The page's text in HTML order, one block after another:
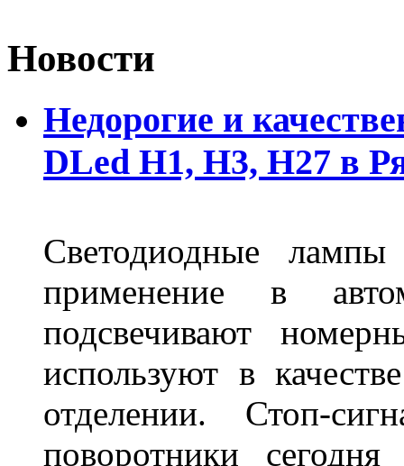
Новости
Недорогие и
DLed Н1, Н3, Н27 в
Светодиодные
применение в
подсвечивают
используют в
отделении. Стоп-
поворотники